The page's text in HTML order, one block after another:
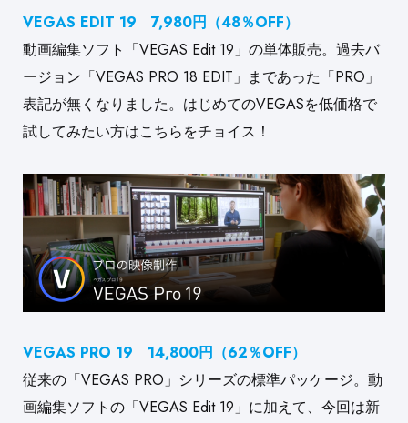
VEGAS EDIT 19 7,980円（48％OFF）
動画編集ソフト「VEGAS Edit 19」の単体販売。過去バ
ージョン「VEGAS PRO 18 EDIT」まであった「PRO」
表記が無くなりました。はじめてのVEGASを低価格で
試してみたい方はこちらをチョイス！
VEGAS PRO 19 14,800円（62％OFF）
従来の「VEGAS PRO」シリーズの標準パッケージ。動
画編集ソフトの「VEGAS Edit 19」に加えて、今回は新